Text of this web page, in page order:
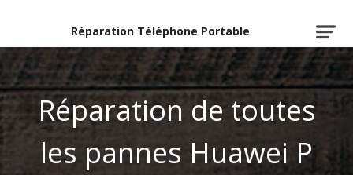
Réparation Téléphone Portable
Réparation de toutes
les pannes Huawei P